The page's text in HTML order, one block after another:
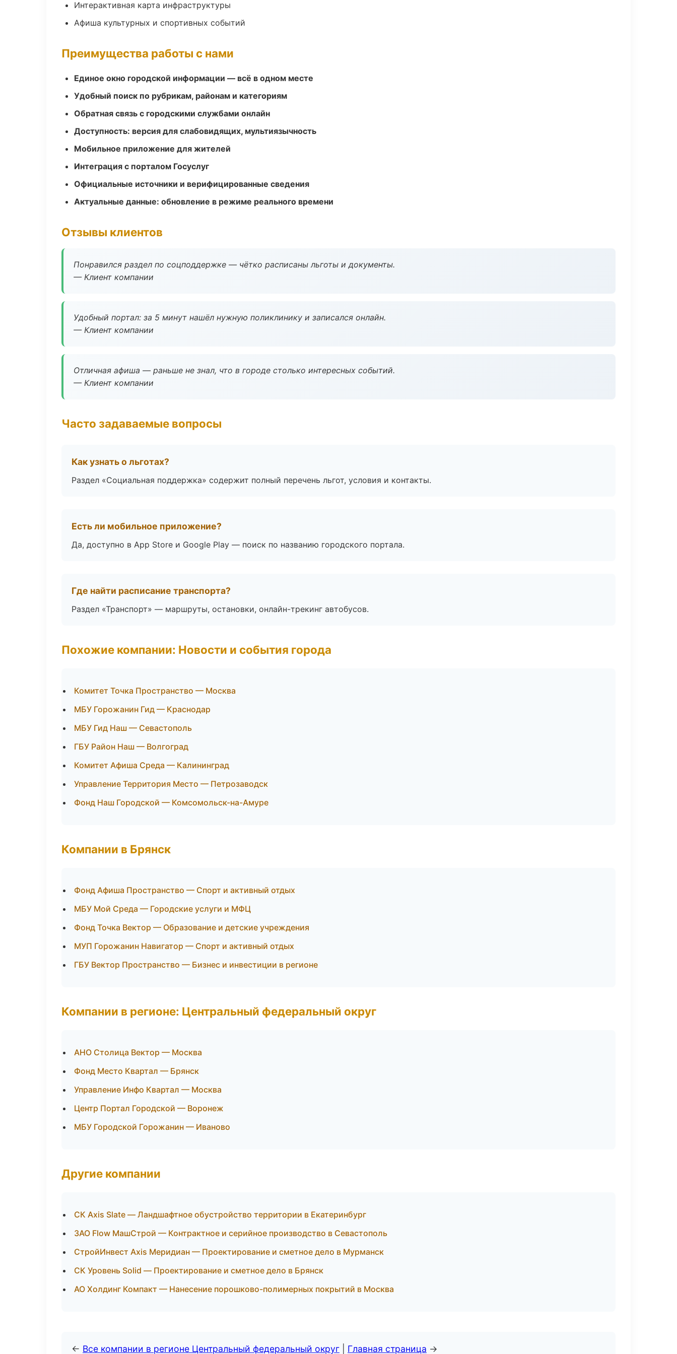
Интерактивная карта инфраструктуры
Афиша культурных и спортивных событий
Преимущества работы с нами
Единое окно городской информации — всё в одном месте
Удобный поиск по рубрикам, районам и категориям
Обратная связь с городскими службами онлайн
Доступность: версия для слабовидящих, мультиязычность
Мобильное приложение для жителей
Интеграция с порталом Госуслуг
Официальные источники и верифицированные сведения
Актуальные данные: обновление в режиме реального времени
Отзывы клиентов
Понравился раздел по соцподдержке — чётко расписаны льготы и документы.
— Клиент компании
Удобный портал: за 5 минут нашёл нужную поликлинику и записался онлайн.
— Клиент компании
Отличная афиша — раньше не знал, что в городе столько интересных событий.
— Клиент компании
Часто задаваемые вопросы
Как узнать о льготах?
Раздел «Социальная поддержка» содержит полный перечень льгот, условия и контакты.
Есть ли мобильное приложение?
Да, доступно в App Store и Google Play — поиск по названию городского портала.
Где найти расписание транспорта?
Раздел «Транспорт» — маршруты, остановки, онлайн-трекинг автобусов.
Похожие компании: Новости и события города
Комитет Точка Пространство — Москва
МБУ Горожанин Гид — Краснодар
МБУ Гид Наш — Севастополь
ГБУ Район Наш — Волгоград
Комитет Афиша Среда — Калининград
Управление Территория Место — Петрозаводск
Фонд Наш Городской — Комсомольск-на-Амуре
Компании в Брянск
Фонд Афиша Пространство — Спорт и активный отдых
МБУ Мой Среда — Городские услуги и МФЦ
Фонд Точка Вектор — Образование и детские учреждения
МУП Горожанин Навигатор — Спорт и активный отдых
ГБУ Вектор Пространство — Бизнес и инвестиции в регионе
Компании в регионе: Центральный федеральный округ
АНО Столица Вектор — Москва
Фонд Место Квартал — Брянск
Управление Инфо Квартал — Москва
Центр Портал Городской — Воронеж
МБУ Городской Горожанин — Иваново
Другие компании
СК Axis Slate — Ландшафтное обустройство территории в Екатеринбург
ЗАО Flow МашСтрой — Контрактное и серийное производство в Севастополь
СтройИнвест Axis Меридиан — Проектирование и сметное дело в Мурманск
СК Уровень Solid — Проектирование и сметное дело в Брянск
АО Холдинг Компакт — Нанесение порошково-полимерных покрытий в Москва
← Все компании в регионе Центральный федеральный округ Главная страница →